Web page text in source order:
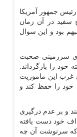
جمهور آمریکا
سفید در آن زمان
بود و این سوال
سرزمینی صحبت
را بازگرداند.
غرب این ماموریت
خود را حفظ کند و
و بر عدم درگیری
خود دست یافته
که سرنوشت آن چه